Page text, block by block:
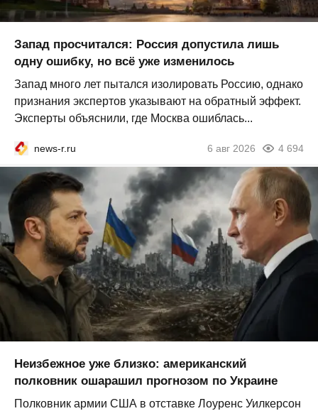
Запад просчитался: Россия допустила лишь
одну ошибку, но всё уже изменилось
Запад много лет пытался изолировать Россию, однако
признания экспертов указывают на обратный эффект.
Эксперты объяснили, где Москва ошиблась...
news-r.ru 6 авг 2026 4 694
Неизбежное уже близко: американский
полковник ошарашил прогнозом по Украине
Полковник армии США в отставке Лоуренс Уилкерсон